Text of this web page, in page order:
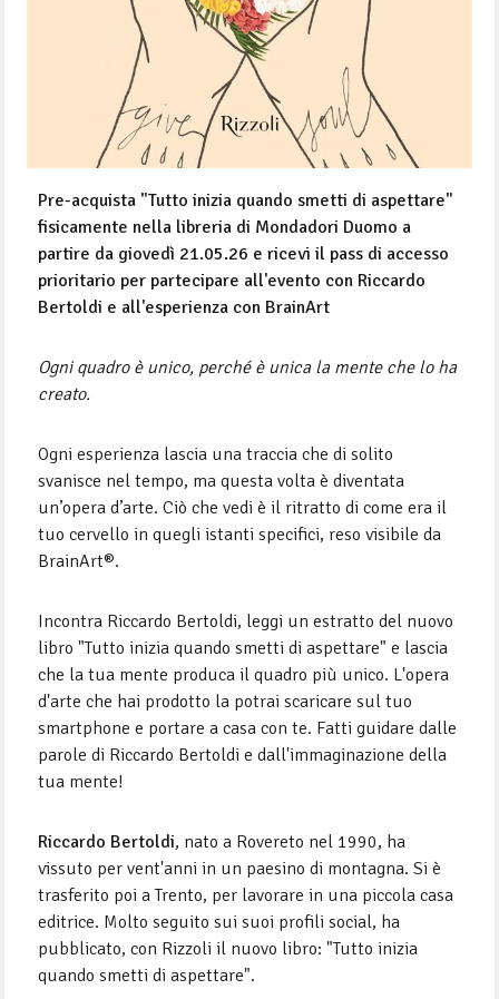
Pre-acquista "Tutto inizia quando smetti di aspettare"
fisicamente nella libreria di Mondadori Duomo a
partire da giovedì 21.05.26 e ricevi il pass di accesso
prioritario per partecipare all'evento con Riccardo
Bertoldi e all'esperienza con BrainArt
Ogni quadro è unico, perché è unica la mente che lo ha
creato.
Ogni esperienza lascia una traccia che di solito
svanisce nel tempo, ma questa volta è diventata
un’opera d’arte. Ciò che vedi è il ritratto di come era il
tuo cervello in quegli istanti specifici, reso visibile da
BrainArt®.
Incontra Riccardo Bertoldi, leggi un estratto del nuovo
libro "Tutto inizia quando smetti di aspettare" e lascia
che la tua mente produca il quadro più unico. L'opera
d'arte che hai prodotto la potrai scaricare sul tuo
smartphone e portare a casa con te. Fatti guidare dalle
parole di Riccardo Bertoldi e dall'immaginazione della
tua mente!
Riccardo Bertoldi, nato a Rovereto nel 1990, ha
vissuto per vent'anni in un paesino di montagna. Si è
trasferito poi a Trento, per lavorare in una piccola casa
editrice. Molto seguito sui suoi profili social, ha
pubblicato, con Rizzoli il nuovo libro: "Tutto inizia
quando smetti di aspettare".